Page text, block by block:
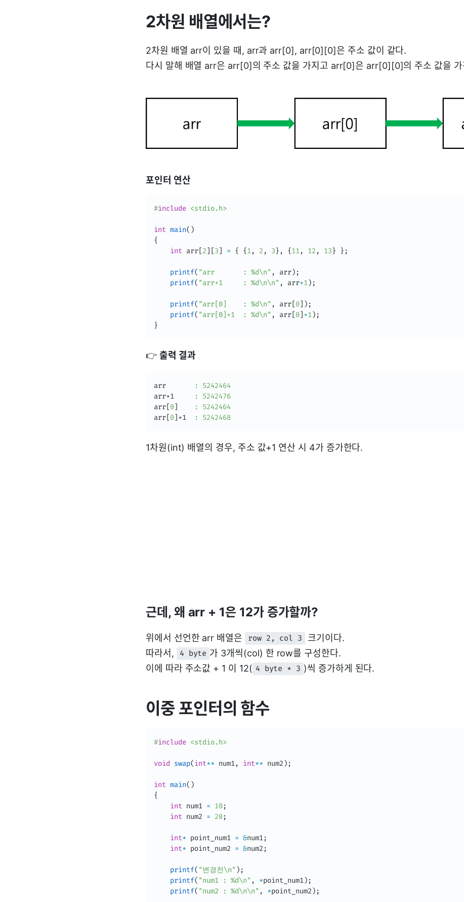
2차원 배열에서는?
2차원 배열 arr이 있을 때, arr과 arr[0], arr[0][0]은 주소 값이 같다.
다시 말해 배열 arr은 arr[0]의 주소 값을 가지고 arr[0]은 arr[0][0]의 주소 값을 가
포인터 연산
#include <stdio.h>
int main( )
{
int arr[2] [3] = { {1, 2 , 3} , {11, 12 , 13} } ;
printf( "arr       : %d\n" , arr) ;
printf( "arr+1     : %d\n\n" , arr+1) ;
printf( "arr[0]    : %d\n" , arr[0] ) ;
printf( "arr[0]+1  : %d\n" , arr[0] +1) ;
}
👉 출력 결과
arr :
5242464
arr+1
:
5242476
arr[0] :
5242464
arr[0] +1 : 5242468
1차원(int) 배열의 경우, 주소 값+1 연산 시 4가 증가한다.
근데, 왜 arr + 1은 12가 증가할까?
위에서 선언한 arr 배열은 row 2, col 3
크기이다.
따라서,
4 byte 가 3개씩(col) 한 row를 구성한다.
이에 따라 주소값 + 1 이 12( 4 byte * 3 )씩 증가하게 된다.
이중 포인터의 함수
#include <stdio.h>
void swap(int** num1, int** num2 ) ;
int main( )
{
int num1 = 10;
int num2 = 20;
int* point_num1 = &num1;
int* point_num2 = &num2 ;
printf( "변경전\n" ) ;
printf( "num1 : %d\n" , *point_num1) ;
printf( "num2 : %d\n\n" , *point_num2 ) ;